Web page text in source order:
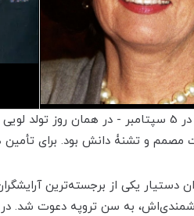
مارینا گاسری در 5 سپتامبر - در
مصمم و تشنۀ دانش بود. برای
دستیار یکی از برجسته‌ترین
به سن تروپه دعوت شد. در آنجا، با